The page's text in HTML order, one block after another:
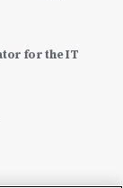
for the IT